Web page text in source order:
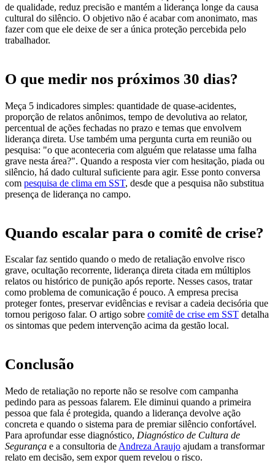
de qualidade, reduz precisão e mantém a liderança longe da causa
cultural do silêncio. O objetivo não é acabar com anonimato, mas
fazer com que ele deixe de ser a única proteção percebida pelo
trabalhador.
O que medir nos próximos 30 dias?
Meça 5 indicadores simples: quantidade de quase-acidentes,
proporção de relatos anônimos, tempo de devolutiva ao relator,
percentual de ações fechadas no prazo e temas que envolvem
liderança direta. Use também uma pergunta curta em reunião ou
pesquisa: "o que aconteceria com alguém que relatasse uma falha
grave nesta área?". Quando a resposta vier com hesitação, piada ou
silêncio, há dado cultural suficiente para agir. Esse ponto conversa
com pesquisa de clima em SST, desde que a pesquisa não substitua
presença de liderança no campo.
Quando escalar para o comitê de crise?
Escalar faz sentido quando o medo de retaliação envolve risco
grave, ocultação recorrente, liderança direta citada em múltiplos
relatos ou histórico de punição após reporte. Nesses casos, tratar
como problema de comunicação é pouco. A empresa precisa
proteger fontes, preservar evidências e revisar a cadeia decisória que
tornou perigoso falar. O artigo sobre comitê de crise em SST detalha
os sintomas que pedem intervenção acima da gestão local.
Conclusão
Medo de retaliação no reporte não se resolve com campanha
pedindo para as pessoas falarem. Ele diminui quando a primeira
pessoa que fala é protegida, quando a liderança devolve ação
concreta e quando o sistema para de premiar silêncio confortável.
Para aprofundar esse diagnóstico, Diagnóstico de Cultura de
Segurança e a consultoria de Andreza Araujo ajudam a transformar
relato em decisão, sem expor quem revelou o risco.